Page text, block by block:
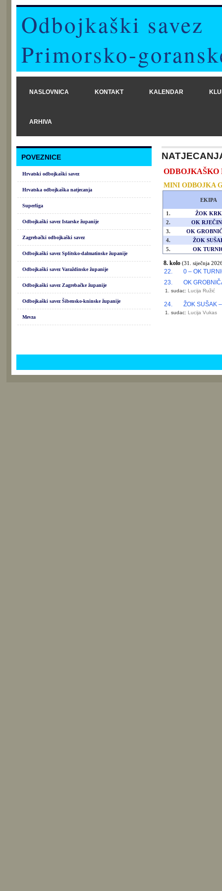
Odbojkaški savez
Primorsko-
NASLOVNICA KONTAKT KALENDAR
ARHIVA
POVEZNICE
Hrvatski odbojkaški savez
Hrvatska odbojkaška natjecanja
Superliga
Odbojkaški savez Istarske županije
Zagrebački odbojkaški savez
Odbojkaški savez Splitsko-dalmatinske županije
Odbojkaški savez Varaždinske županije
Odbojkaški savez Zagrebačke županije
Odbojkaški savez Šibensko-kninske županije
Mevza
ODBOJKAŠKO
MINI ODBOJKA
EKIPA
1.
ŽOK KRK
2.
OK
3.
OK
4.
ŽOK
5.
OK
8. kolo (31. siječnja
22.
0 – OK
23.
OK
1. sudac: Lucija Ružić
24. ŽOK SUŠAK
1. sudac: Lucija Vukas